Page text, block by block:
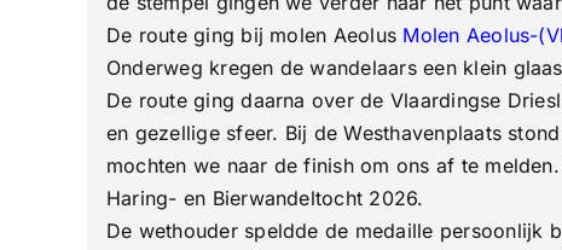
De route ging bij molen Aeolus Molen Aeolus-
Onderweg kregen de wandelaars een klein
De route ging daarna over de Vlaardingse
en gezellige sfeer. Bij de Westhavenplaats
mochten we naar de finish om ons af te
Haring- en Bierwandeltocht 2026.
De wethouder speldde de medaille persoonlijk